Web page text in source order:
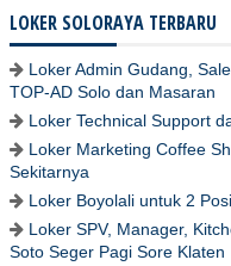
LOKER SOLORAYA TERBARU
Loker Admin Gudang,
TOP-AD Solo dan Masaran
Loker Technical Support
Loker Marketing Coffee
Sekitarnya
Loker Boyolali untuk 2
Loker SPV, Manager,
Soto Seger Pagi Sore Klaten